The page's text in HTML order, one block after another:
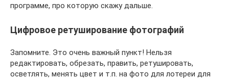
программе, про которую скажу дальше.
Цифровое ретуширование фотографий
Запомните. Это очень важный пункт! Нельзя
редактировать, обрезать, править, ретушировать,
осветлять, менять цвет и т.п. на фото для лотереи для